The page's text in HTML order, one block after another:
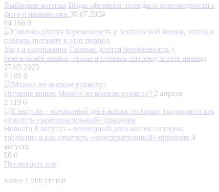
Выбираем котенка Виды сфинксов: породы и разновидности с
фото и названиями 30.07.2024
64 166 0
Уход и содержание Сколько длится беременность у
бенгальской кошки, этапы и помощь питомцу в этот период
27.05.2025
3 109 0
Питание кошек Можно ли кошкам рукколу? 2 апреля
2 119 0
Новости 8 августа – всемирный день кошек: история,
традиции и как отметить «замуррчательный» праздник 4
августа
56 0
Посмотреть все
Более 1 500 статей